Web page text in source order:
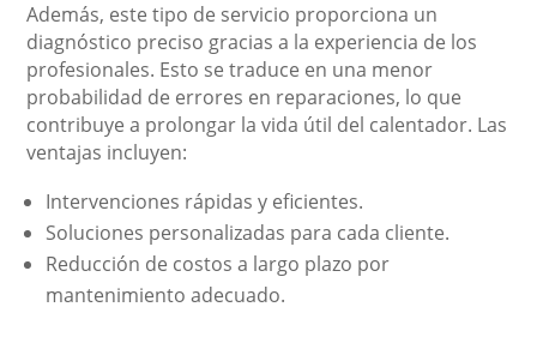
Además, este tipo de servicio proporciona un
diagnóstico preciso gracias a la experiencia de los
profesionales. Esto se traduce en una menor
probabilidad de errores en reparaciones, lo que
contribuye a prolongar la vida útil del calentador. Las
ventajas incluyen:
Intervenciones rápidas y eficientes.
Soluciones personalizadas para cada cliente.
Reducción de costos a largo plazo por
mantenimiento adecuado.